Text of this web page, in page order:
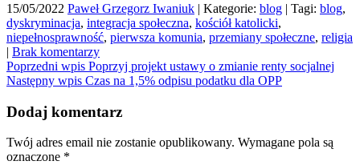
15/05/2022 Paweł Grzegorz Iwaniuk | Kategorie: blog | Tagi: blog,
dyskryminacja, integracja społeczna, kościół katolicki,
niepełnosprawność, pierwsza komunia, przemiany społeczne, religia
| Brak komentarzy
Nawigacja
wpisu
Poprzedni wpis Poprzyj projekt ustawy o zmianie renty socjalnej
Następny wpis Czas na 1,5% odpisu podatku dla OPP
Dodaj komentarz
Twój adres email nie zostanie opublikowany. Wymagane pola są
oznaczone *